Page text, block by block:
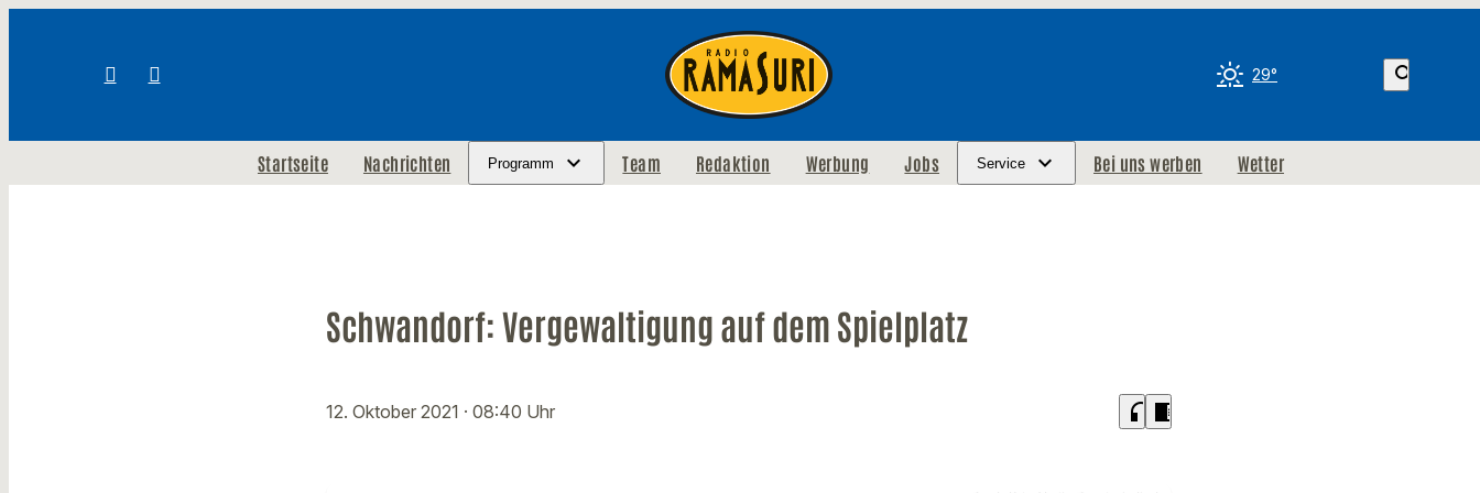
29° search
Startseite Nachrichten Programm Team Redaktion Werbung Jobs Service Bei uns werben Wetter
Schwandorf: Vergewaltigung auf dem Spielplatz
12. Oktober 2021 · 08:40 Uhr headphones chrome_reader_mode